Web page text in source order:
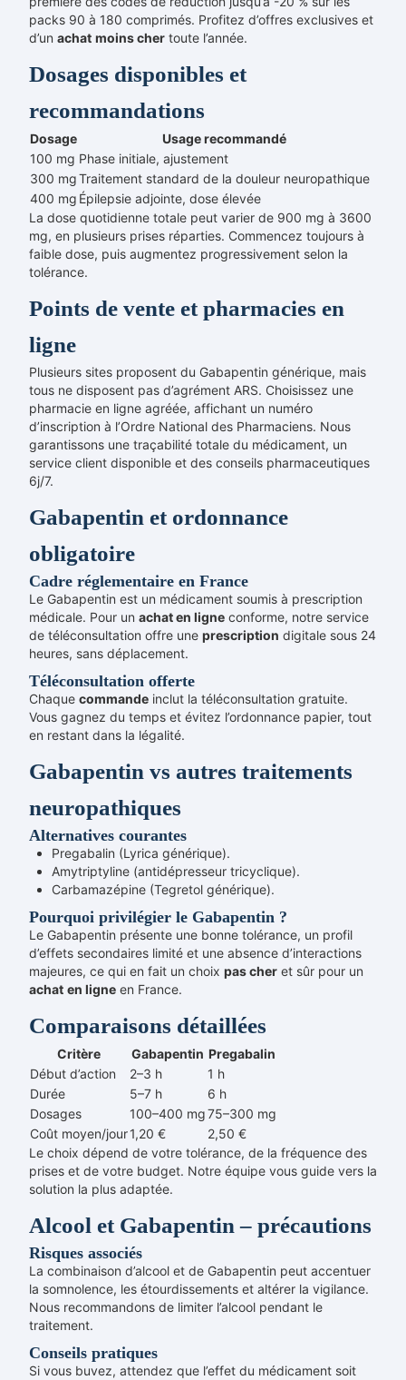
packs 90 à 180 comprimés. Profitez d’offres exclusives et
d’un achat moins cher toute l’année.
Dosages disponibles et
recommandations
Dosage
Usage recommandé
100 mg Phase initiale, ajustement
300 mgTraitement standard de la douleur neuropathique
400 mg Épilepsie adjointe, dose élevée
La dose quotidienne totale peut varier de 900 mg à 3600
mg, en plusieurs prises réparties. Commencez toujours à
faible dose, puis augmentez progressivement selon la
tolérance.
Points de vente et pharmacies en
ligne
Plusieurs sites proposent du Gabapentin générique, mais
tous ne disposent pas d’agrément ARS. Choisissez une
pharmacie en ligne agréée, affichant un numéro
d’inscription à l’Ordre National des Pharmaciens. Nous
garantissons une traçabilité totale du médicament, un
service client disponible et des conseils pharmaceutiques
6j/7.
Gabapentin et ordonnance
obligatoire
Cadre réglementaire en France
Le Gabapentin est un médicament soumis à prescription
médicale. Pour un achat en ligne conforme, notre service
de téléconsultation offre une prescription digitale sous 24
heures, sans déplacement.
Téléconsultation offerte
Chaque commande inclut la téléconsultation gratuite.
Vous gagnez du temps et évitez l’ordonnance papier, tout
en restant dans la légalité.
Gabapentin vs autres traitements
neuropathiques
Alternatives courantes
Pregabalin (Lyrica générique).
Amytriptyline (antidépresseur tricyclique).
Carbamazépine (Tegretol générique).
Pourquoi privilégier le Gabapentin ?
Le Gabapentin présente une bonne tolérance, un profil
d’effets secondaires limité et une absence d’interactions
majeures, ce qui en fait un choix pas cher et sûr pour un
achat en ligne en France.
Comparaisons détaillées
Critère Gabapentin Pregabalin
Début d’action
2–3 h
1 h
Durée
5–7 h
6 h
Dosages
100–400 mg75–300 mg
Coût moyen/jour1,20 €
2,50 €
Le choix dépend de votre tolérance, de la fréquence des
prises et de votre budget. Notre équipe vous guide vers la
solution la plus adaptée.
Alcool et Gabapentin – précautions
Risques associés
La combinaison d’alcool et de Gabapentin peut accentuer
la somnolence, les étourdissements et altérer la vigilance.
Nous recommandons de limiter l’alcool pendant le
traitement.
Conseils pratiques
Si vous buvez, attendez que l’effet du médicament soit